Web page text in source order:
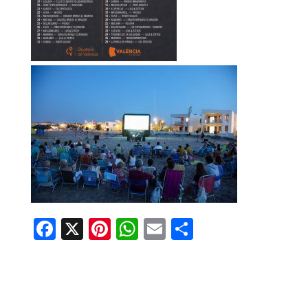
Facebook
X Pinterest
WhatsApp
EmailCompartir